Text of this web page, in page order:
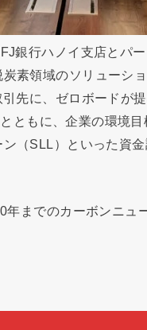
銀行ハノイ支店とパ
素領域のソリューシ
先に、ゼロボードが
ともに、企業の環境
（SLL）といった資
までのカーボンニュ